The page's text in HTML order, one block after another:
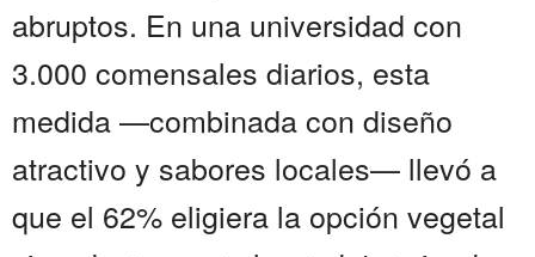
abruptos. En una universidad con
3.000 comensales diarios, esta
medida —combinada con diseño
atractivo y sabores locales— llevó a
que el 62% eligiera la opción vegetal